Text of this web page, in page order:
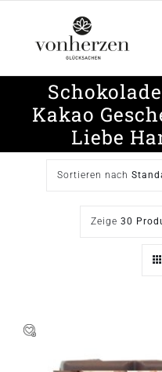
springen
Kakao
Liebe
Sortieren nach
Zeige 30